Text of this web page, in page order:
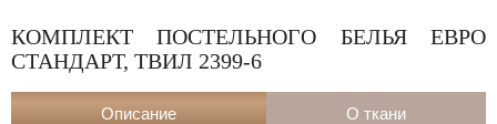
КОМПЛЕКТ ПОСТЕЛЬНОГО БЕЛЬЯ ЕВРО
СТАНДАРТ, ТВИЛ 2399-6
Описание О ткани